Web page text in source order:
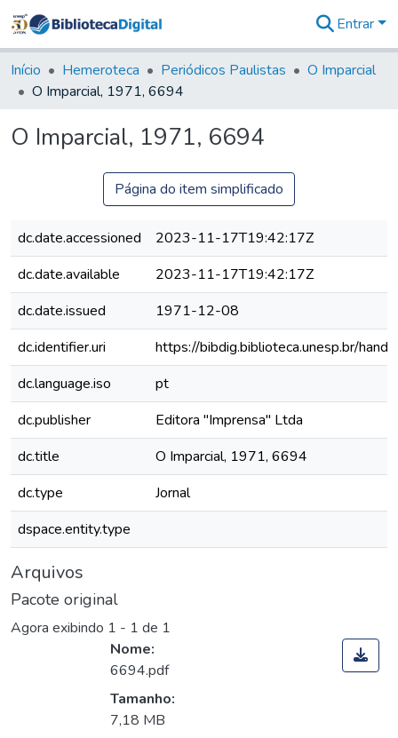
&
Coleções
Tudo na
Digital
Entrar
Início Hemeroteca Periódicos Paulistas
O Imparcial
O Imparcial, 1971, 6694
O Imparcial, 1971, 6694
Página do item simplificado
dc.date.accessioned
2023-11-17T19:42:17Z
dc.date.available
2023-11-17T19:42:17Z
dc.date.issued
1971-12-08
dc.identifier.uri
https://bibdig.biblioteca.unesp.br/
dc.language.iso
pt
dc.publisher
Editora "Imprensa" Ltda
dc.title
O Imparcial, 1971, 6694
dc.type
Jornal
dspace.entity.type
Arquivos
Pacote original
Agora exibindo 1 - 1 de 1
Nome:
6694.pdf
Tamanho:
7,18 MB